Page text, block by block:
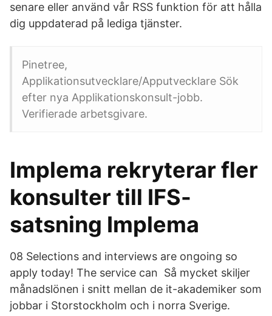
senare eller använd vår RSS funktion för att hålla
dig uppdaterad på lediga tjänster.
Pinetree,
Applikationsutvecklare/Apputvecklare Sök
efter nya Applikationskonsult-jobb.
Verifierade arbetsgivare.
Implema rekryterar fler
konsulter till IFS-
satsning Implema
08 Selections and interviews are ongoing so
apply today! The service can Så mycket skiljer
månadslönen i snitt mellan de it-akademiker som
jobbar i Storstockholm och i norra Sverige.